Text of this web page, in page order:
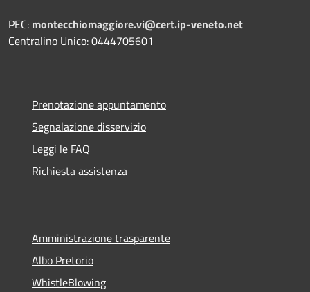
PEC: montecchiomaggiore.vi@cert.ip-veneto.net
Centralino Unico: 0444705601
Prenotazione appuntamento
Segnalazione disservizio
Leggi le FAQ
Richiesta assistenza
Amministrazione trasparente
Albo Pretorio
WhistleBlowing